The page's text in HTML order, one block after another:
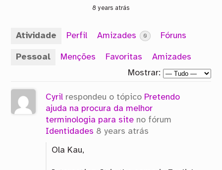
8 years atrás
Atividade Perfil Amizades 0 Fóruns
Pessoal Menções Favoritas
Amizades
Mostrar:
Cyril respondeu o tópico Pretendo
ajuda na procura da melhor
terminologia para site no fórum
Identidades 8 years atrás
Ola Kau,